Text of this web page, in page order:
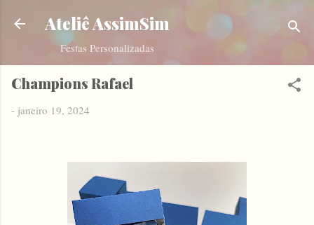
Pular para o conteúdo principal
Ateliê AssimSim
Festas Personalizadas
Champions Rafael
- janeiro 19, 2024